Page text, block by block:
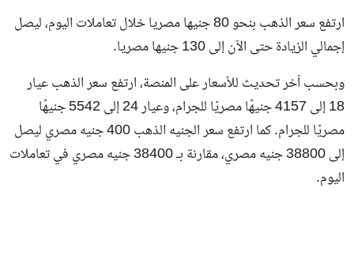
ارتفع سعر الذهب بنحو 80 جنيها مصريا خلال تعاملات اليوم، ليصل
إجمالي الزيادة حتى الآن إلى 130 جنيها مصريا.
وبحسب آخر تحديث للأسعار على المنصة، ارتفع سعر الذهب عيار
18 إلى 4157 جنيهًا مصريًا للجرام، وعيار 24 إلى 5542 جنيهًا
مصريًا للجرام. كما ارتفع سعر الجنيه الذهب 400 جنيه مصري ليصل
إلى 38800 جنيه مصري، مقارنة بـ 38400 جنيه مصري في تعاملات
اليوم.